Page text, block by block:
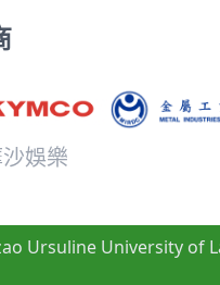
娛樂
Ursuline University of